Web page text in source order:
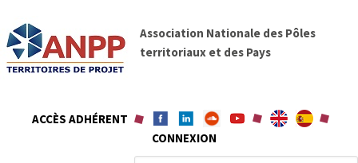
A
N
P
P
Association Nationale des Pôles
territoriaux et des Pays
ACCÈS ADHÉRENT
CONNEXION